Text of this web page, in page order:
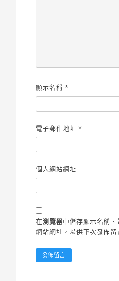
顯示名稱*
電子郵件地址*
個人網站網址
在瀏覽器中儲存顯示名稱
網站網址，以供下次發佈留